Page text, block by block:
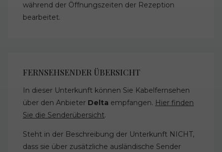
während der Öffnungszeiten der Rezeption
bearbeitet.
FERNSEHSENDER ÜBERSICHT
In dieser Unterkunft können Sie Kabelfernsehen
über den Anbieter Delta empfangen. Hier finden
Sie die Senderübersicht.
Steht in der Beschreibung der Unterkunft NICHT,
dass sie über zusätzliche ausländische Sender